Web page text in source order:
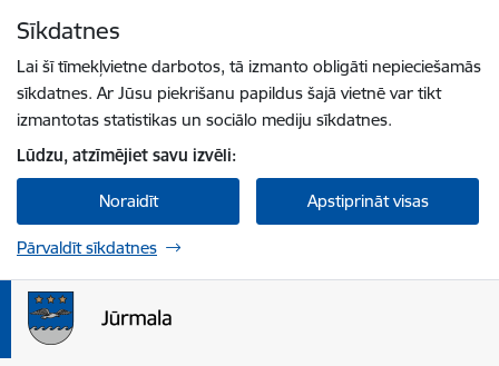
Sīkdatnes
Lai šī tīmekļvietne darbotos, tā izmanto obligāti nepieciešamās
sīkdatnes. Ar Jūsu piekrišanu papildus šajā vietnē var tikt
izmantotas statistikas un sociālo mediju sīkdatnes.
Lūdzu, atzīmējiet savu izvēli:
Noraidīt Apstiprināt visas
Pārvaldīt sīkdatnes